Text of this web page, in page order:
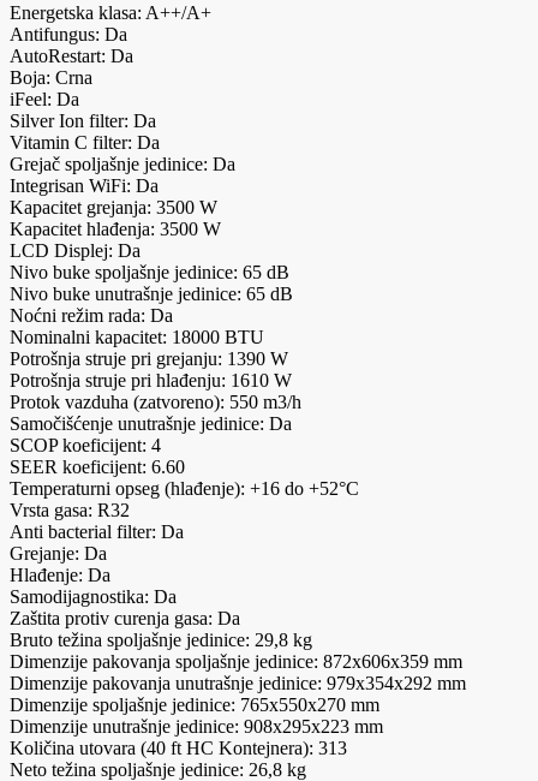
Energetska klasa: A++/A+
Antifungus: Da
AutoRestart: Da
Boja: Crna
iFeel: Da
Silver Ion filter: Da
Vitamin C filter: Da
Grejač spoljašnje jedinice: Da
Integrisan WiFi: Da
Kapacitet grejanja: 3500 W
Kapacitet hlađenja: 3500 W
LCD Displej: Da
Nivo buke spoljašnje jedinice: 65 dB
Nivo buke unutrašnje jedinice: 65 dB
Noćni režim rada: Da
Nominalni kapacitet: 18000 BTU
Potrošnja struje pri grejanju: 1390 W
Potrošnja struje pri hlađenju: 1610 W
Protok vazduha (zatvoreno): 550 m3/h
Samočišćenje unutrašnje jedinice: Da
SCOP koeficijent: 4
SEER koeficijent: 6.60
Temperaturni opseg (hlađenje): +16 do +52°C
Vrsta gasa: R32
Anti bacterial filter: Da
Grejanje: Da
Hlađenje: Da
Samodijagnostika: Da
Zaštita protiv curenja gasa: Da
Bruto težina spoljašnje jedinice: 29,8 kg
Dimenzije pakovanja spoljašnje jedinice: 872x606x359 mm
Dimenzije pakovanja unutrašnje jedinice: 979x354x292 mm
Dimenzije spoljašnje jedinice: 765x550x270 mm
Dimenzije unutrašnje jedinice: 908x295x223 mm
Količina utovara (40 ft HC Kontejnera): 313
Neto težina spoljašnje jedinice: 26,8 kg